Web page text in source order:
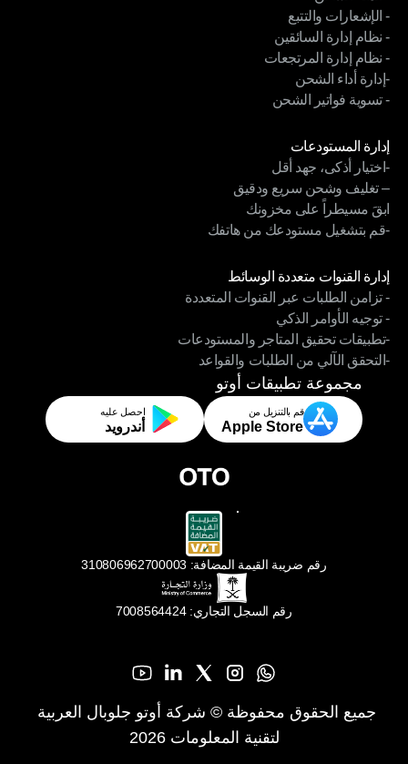
- أتمتة الشحن
- الإشعارات والتتبع
- الإشعارات والتتبع
- نظام إدارة السائقين
- نظام إدارة السائقين
- نظام إدارة المرتجعات
- نظام إدارة المرتجعات
-إدارة أداء الشحن
-إدارة أداء الشحن
- تسوية فواتير الشحن
إدارة المستودعات
إدارة المستودعات
-اختيار أذكى، جهد أقل
-اختيار أذكى، جهد أقل
– تغليف وشحن سريع ودقيق
– تغليف وشحن سريع ودقيق
ابقَ مسيطراً على مخزونك
ابقَ مسيطراً على مخزونك
-قم بتشغيل مستودعك من هاتفك
إدارة القنوات متعددة الوسائط
إدارة القنوات متعددة الوسائط
- تزامن الطلبات عبر القنوات المتعددة
- تزامن الطلبات عبر القنوات المتعددة
- توجيه الأوامر الذكي
- توجيه الأوامر الذكي
-تطبيقات تحقيق المتاجر والمستودعات
-تطبيقات تحقيق المتاجر والمستودعات
-التحقق الآلي من الطلبات والقواعد
-التحقق الآلي من الطلبات والقواعد
مجموعة تطبيقات أوتو
قم بالتنزيل من
Apple Store
احصل عليه
أندرويد
رقم ضريبة القيمة المضافة: 310806962700003
رقم السجل التجاري: 7008564424
لتقنية المعلومات 2026